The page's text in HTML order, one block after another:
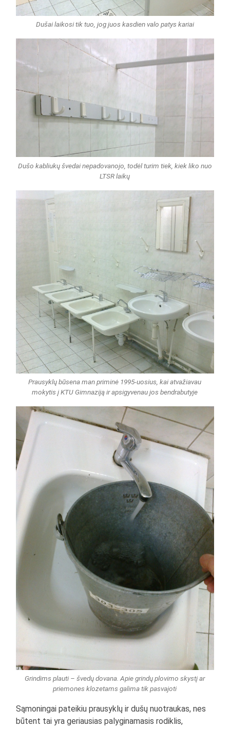
Dušai laikosi tik tuo, jog juos kasdien valo patys kariai
Dušo kabliukų švedai nepadovanojo, todėl turim tiek, kiek liko nuo
LTSR laikų
Prausyklų būsena man priminė 1995-uosius, kai atvažiavau
mokytis į KTU Gimnaziją ir apsigyvenau jos bendrabutyje
Grindims plauti – švedų dovana. Apie grindų plovimo skystį ar
priemones klozetams galima tik pasvajoti
Sąmoningai pateikiu prausyklų ir dušų nuotraukas, nes
būtent tai yra geriausias palyginamasis rodiklis,